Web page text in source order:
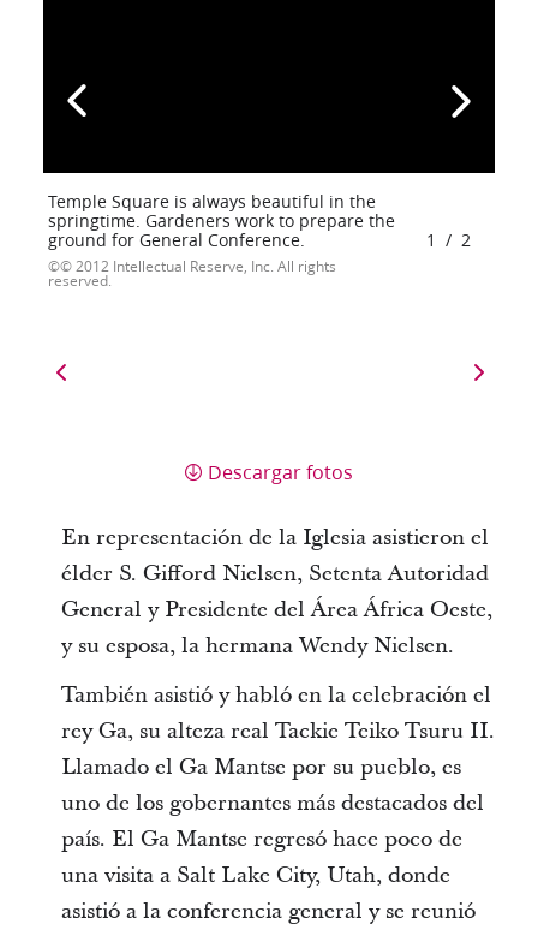
Temple Square is always beautiful in the
springtime. Gardeners work to prepare the
ground for General Conference.
© 2012 Intellectual Reserve, Inc. All rights
reserved.
1 / 2
Descargar fotos
En representación de la Iglesia asistieron el
élder S. Gifford Nielsen, Setenta Autoridad
General y Presidente del Área África Oeste,
y su esposa, la hermana Wendy Nielsen.
También asistió y habló en la celebración el
rey Ga, su alteza real Tackie Teiko Tsuru II.
Llamado el Ga Mantse por su pueblo, es
uno de los gobernantes más destacados del
país. El Ga Mantse regresó hace poco de
una visita a Salt Lake City, Utah, donde
asistió a la conferencia general y se reunió